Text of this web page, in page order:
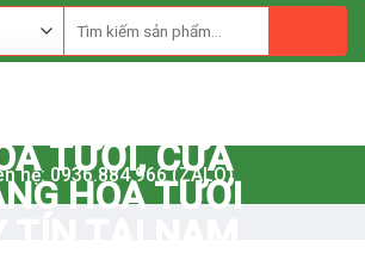
hệ: 0936.884.966 (ZALO)